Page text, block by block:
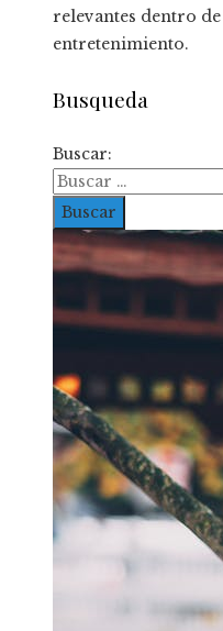
relevantes dentro
entretenimiento.
Busqueda
Buscar: